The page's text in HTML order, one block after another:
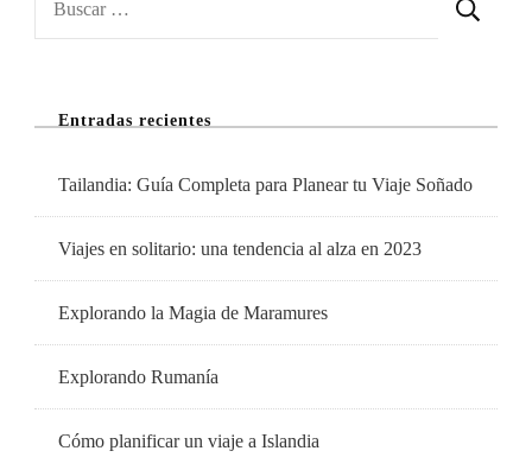
En
Entradas recientes
Tailandia: Guía Completa para Planear tu Viaje Soñado
Viajes en solitario: una tendencia al alza en 2023
Explorando la Magia de Maramures
Explorando Rumanía
Cómo planificar un viaje a Islandia